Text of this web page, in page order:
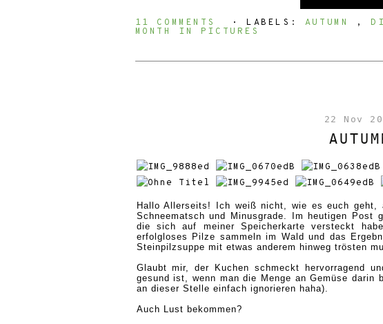
11 COMMENTS ⋅ LABELS: AUTUMN ,
MONTH IN PICTURES
22 Nov
Hallo Allerseits! Ich weiß nicht, wie es euch geht,
Schneematsch und Minusgrade. Im heutigen Post
die sich auf meiner Speicherkarte versteckt
erfolgloses Pilze sammeln im Wald und das
Steinpilzsuppe mit etwas anderem hinweg trösten
Glaubt mir, der Kuchen schmeckt hervorragend
gesund ist, wenn man die Menge an Gemüse darin
an dieser Stelle einfach ignorieren haha).
Auch Lust bekommen?